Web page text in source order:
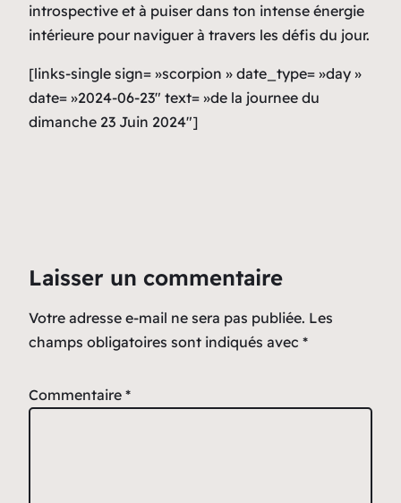
introspective et à puiser dans ton intense énergie
intérieure pour naviguer à travers les défis du jour.
[links-single sign= »scorpion » date_type= »day »
date= »2024-06-23″ text= »de la journee du
dimanche 23 Juin 2024″]
Laisser un commentaire
Votre adresse e-mail ne sera pas publiée. Les
champs obligatoires sont indiqués avec *
Commentaire *